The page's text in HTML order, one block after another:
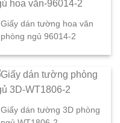
Giấy dán tường hoa văn
phòng ngủ 96014-2
Giấy dán tường 3D phòng